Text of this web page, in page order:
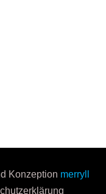
Konzeption merryll